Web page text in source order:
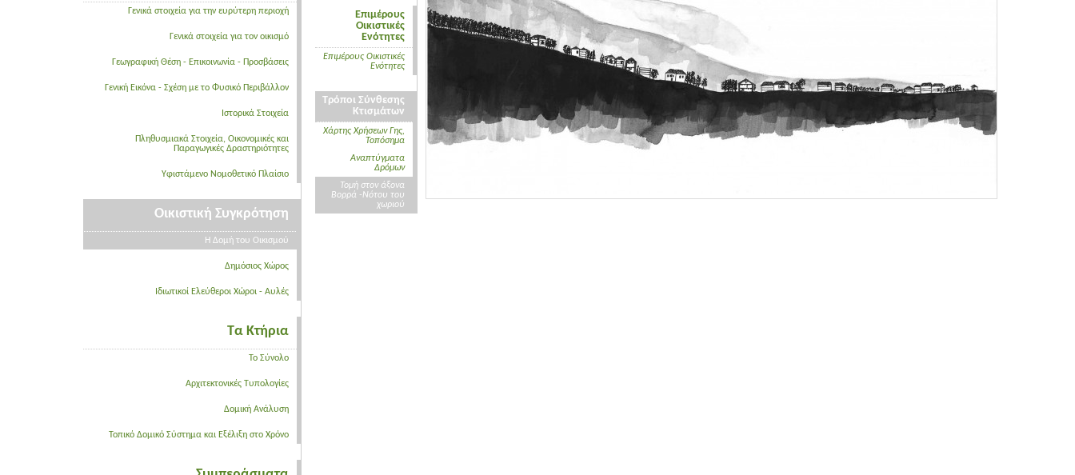
Γενικά στοιχεία για την ευρύτερη περιοχή
Γενικά στοιχεία για τον οικισμό
Γεωγραφική Θέση - Επικοινωνία - Προσβάσεις
Γενική Εικόνα - Σχέση με το Φυσικό Περιβάλλον
Ιστορικά Στοιχεία
Πληθυσμιακά Στοιχεία, Οικονομικές και
Παραγωγικές Δραστηριότητες
Υφιστάμενο Νομοθετικό Πλαίσιο
Οικιστική Συγκρότηση
Η Δομή του Οικισμού
Δημόσιος Χώρος
Ιδιωτικοί Ελεύθεροι Χώροι - Αυλές
Τα Κτήρια
Το Σύνολο
Αρχιτεκτονικές Τυπολογίες
Δομική Ανάλυση
Τοπικό Δομικό Σύστημα και Εξέλιξη στο Χρόνο
Επιμέρους
Οικιστικές
Ενότητες
Επιμέρους Οικιστικές
Ενότητες
Τρόποι Σύνθεσης
Κτισμάτων
Χάρτης Χρήσεων Γης,
Τοπόσημα
Αναπτύγματα
Δρόμων
Τομή στον άξονα
Βορρά -Νότου του
χωριού